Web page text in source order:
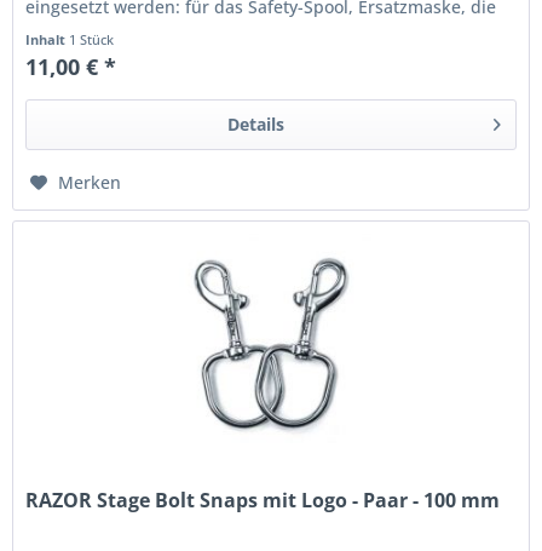
eingesetzt werden: für das Safety-Spool, Ersatzmaske, die
Inhalt 1 Stück
11,00 € *
Details
Merken
RAZOR Stage Bolt Snaps mit Logo - Paar - 100 mm